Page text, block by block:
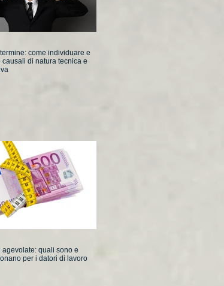
come individuare e
causali di natura tecnica e
agevolate: quali sono e
per i datori di lavoro